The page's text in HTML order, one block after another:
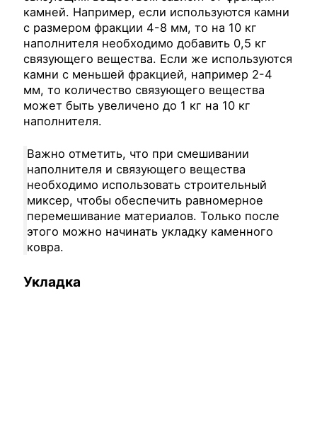
камней. Например, если используются камни
с размером фракции 4-8 мм, то на 10 кг
наполнителя необходимо добавить 0,5 кг
связующего вещества. Если же используются
камни с меньшей фракцией, например 2-4
мм, то количество связующего вещества
может быть увеличено до 1 кг на 10 кг
наполнителя.
Важно отметить, что при смешивании
наполнителя и связующего вещества
необходимо использовать строительный
миксер, чтобы обеспечить равномерное
перемешивание материалов. Только после
этого можно начинать укладку каменного
ковра.
Укладка